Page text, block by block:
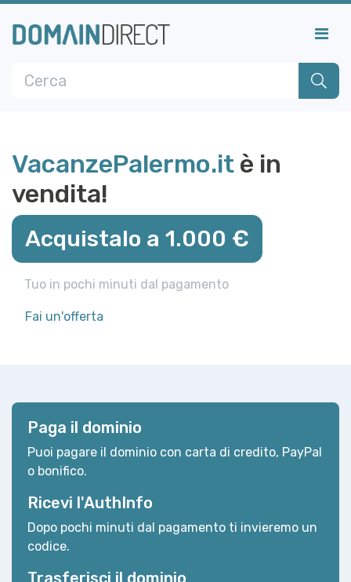
VacanzePalermo.it è in
vendita!
Acquistalo a 1.000 €
Tuo in pochi minuti dal pagamento
Fai un'offerta
Paga il dominio
Puoi pagare il dominio con carta di credito, PayPal
o bonifico.
Ricevi l'AuthInfo
Dopo pochi minuti dal pagamento ti invieremo un
codice.
Trasferisci il dominio